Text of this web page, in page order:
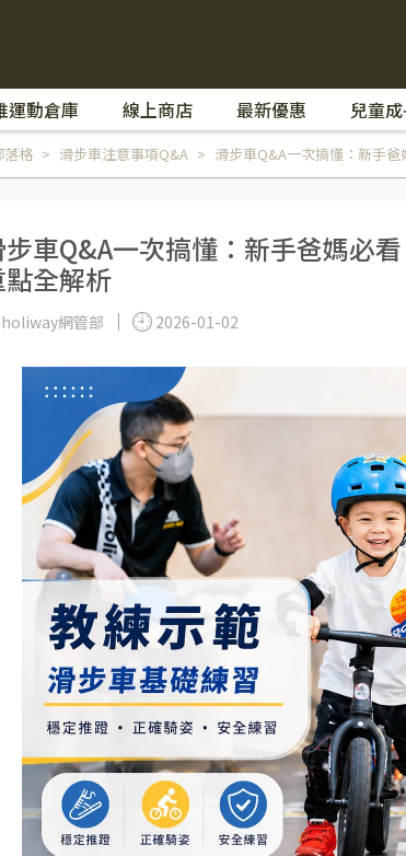
運動倉庫 線上商店 最新優惠 兒童
落格 滑步車注意事項Q&A 滑步車Q&A一次搞懂：新手
步車Q&A一次搞懂：新手爸媽必
點全解析
holiway網管部 2026-01-02